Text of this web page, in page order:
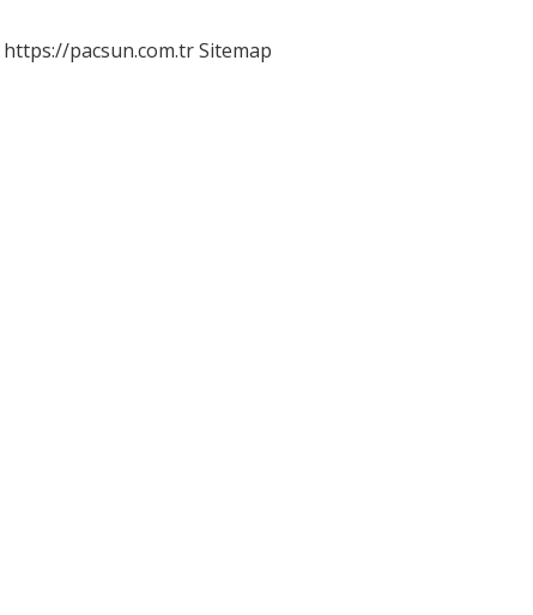
https://pacsun.com.trSitemap